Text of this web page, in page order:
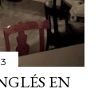
EN